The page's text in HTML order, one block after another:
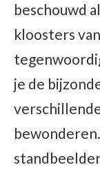
beschouwd
kloosters
je de